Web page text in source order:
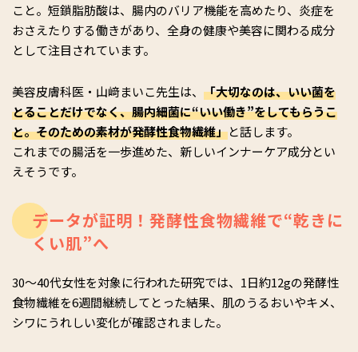
こと。短鎖脂肪酸は、腸内のバリア機能を高めたり、炎症を
おさえたりする働きがあり、全身の健康や美容に関わる成分
として注目されています。
美容皮膚科医・山﨑まいこ先生は、 「大切なのは、いい菌を
とることだけでなく、腸内細菌に“いい働き”をしてもらうこ
と。そのための素材が発酵性食物繊維」と話します。
これまでの腸活を一歩進めた、新しいインナーケア成分とい
えそうです。
データが証明！発酵性食物繊維で“乾きに
くい肌”へ
30～40代女性を対象に行われた研究では、1日約12gの発酵性
食物繊維を6週間継続してとった結果、肌のうるおいやキメ、
シワにうれしい変化が確認されました。